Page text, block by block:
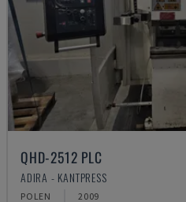
QHD-2512 PLC
ADIRA - KANTPRESS
POLEN 2009